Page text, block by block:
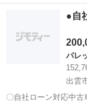
〇 ☆どなたで
可能☆ １、勤続
トをされる主婦の方
●自
パレ
出雲
〇自社ローン対応中古車販売〇 ☆どなたで